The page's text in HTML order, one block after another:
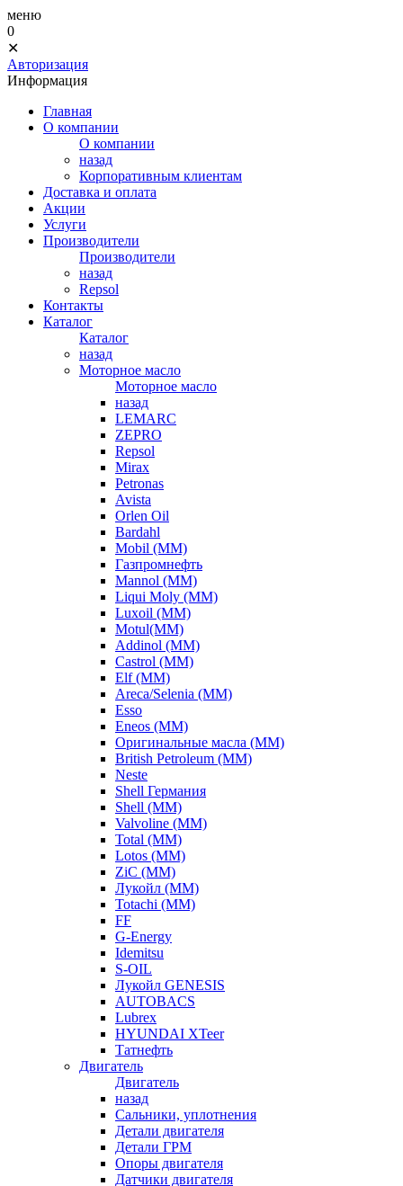
меню
0
✕
Авторизация
Информация
Главная
О компании
О компании
назад
Корпоративным клиентам
Доставка и оплата
Акции
Услуги
Производители
Производители
назад
Repsol
Контакты
Каталог
Каталог
назад
Моторное масло
Моторное масло
назад
LEMARC
ZEPRO
Repsol
Mirax
Petronas
Avista
Orlen Oil
Bardahl
Mobil (ММ)
Газпромнефть
Mannol (ММ)
Liqui Moly (ММ)
Luxoil (ММ)
Motul(ММ)
Addinol (ММ)
Castrol (ММ)
Elf (ММ)
Areca/Selenia (ММ)
Esso
Eneos (ММ)
Оригинальные масла (ММ)
British Petroleum (ММ)
Neste
Shell Германия
Shell (ММ)
Valvoline (ММ)
Total (ММ)
Lotos (ММ)
ZiC (ММ)
Лукойл (ММ)
Totachi (MM)
FF
G-Energy
Idemitsu
S-OIL
Лукойл GENESIS
AUTOBACS
Lubrex
HYUNDAI XTeer
Татнефть
Двигатель
Двигатель
назад
Сальники, уплотнения
Детали двигателя
Детали ГРМ
Опоры двигателя
Датчики двигателя